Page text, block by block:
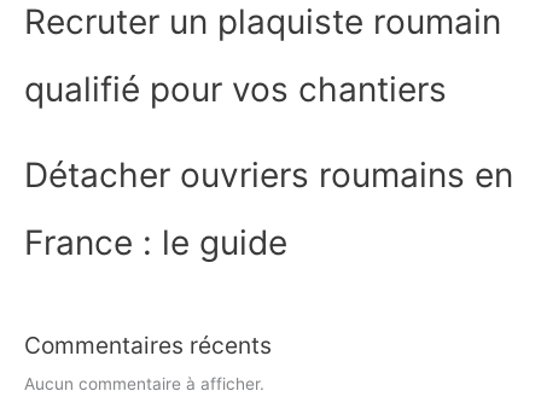
Recruter un plaquiste roumain
qualifié pour vos chantiers
Détacher ouvriers roumains en
France : le guide
Commentaires récents
Aucun commentaire à afficher.